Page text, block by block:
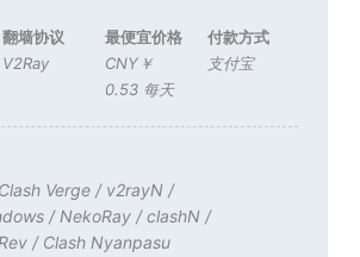
翻墙协议
V2Ray
最便宜价格
CNY￥
0.53 每天
付款方式
支付宝
Clash Verge / v2rayN /
/ NekoRay /clashN /
/ Clash Nyanpasu